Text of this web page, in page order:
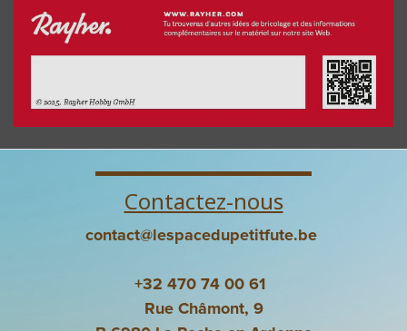
Contactez-nous
contact@lespacedupetitfute.be
+32 470 74 00 61
Rue Châmont, 9